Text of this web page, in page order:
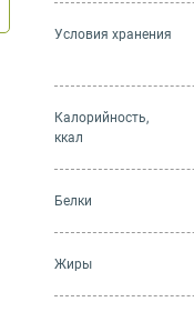
Условия хранения
Калорийность,
ккал
Белки
Жиры